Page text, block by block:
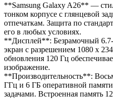
**Samsung Galaxy A26** —
тонком корпусе с глянцевой
отпечаткам. Защита по
его в любых условиях.
**Дисплей**: Безрамочный
экран с разрешением 1080 x
обновления 120 Гц
изображение.
**Производительность**:
ГГц и 6 ГБ оперативной
задачами. Встроенная память